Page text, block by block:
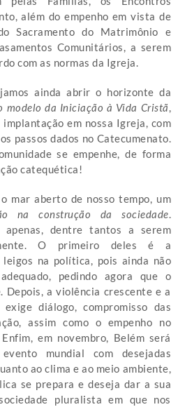
além do empenho em vista de
Sacramento do Matrimônio e
Comunitários, a serem
com as normas da Igreja.
ainda abrir o horizonte da
modelo da Iniciação à Vida Cristã,
em nossa Igreja, com
passos dados no Catecumenato.
se empenhe, de forma
catequética!
mar aberto de nosso tempo, um
na construção da sociedade.
apenas, dentre tantos a serem
O primeiro deles é a
na política, pois ainda não
pedindo agora que o
Depois, a violência crescente e a
diálogo, compromisso das
assim como o empenho no
em novembro, Belém será
mundial com desejadas
ao clima e ao meio ambiente,
se prepara e deseja dar a sua
pluralista em que nos